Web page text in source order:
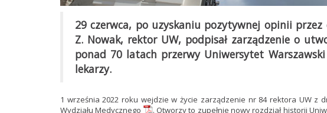
29 czerwca, po uzyskaniu pozytywnej opinii przez
Z. Nowak, rektor UW, podpisał zarządzenie o
ponad 70 latach przerwy Uniwersytet Warszawski
lekarzy.
1 września 2022 roku wejdzie w życie zarządzenie nr 84 rektora UW z
Wydziału Medycznego
. Otworzy to zupełnie nowy rozdział historii